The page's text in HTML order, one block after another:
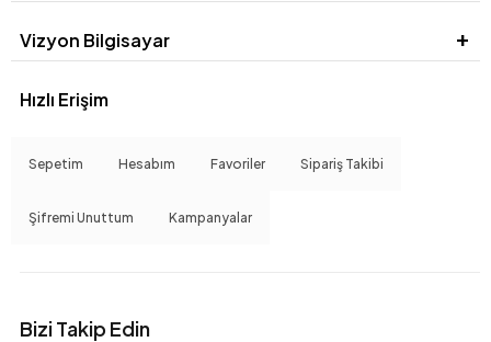
Vizyon Bilgisayar
Hızlı Erişim
Sepetim Hesabım Favoriler Sipariş Takibi
Şifremi Unuttum Kampanyalar
Bizi Takip Edin